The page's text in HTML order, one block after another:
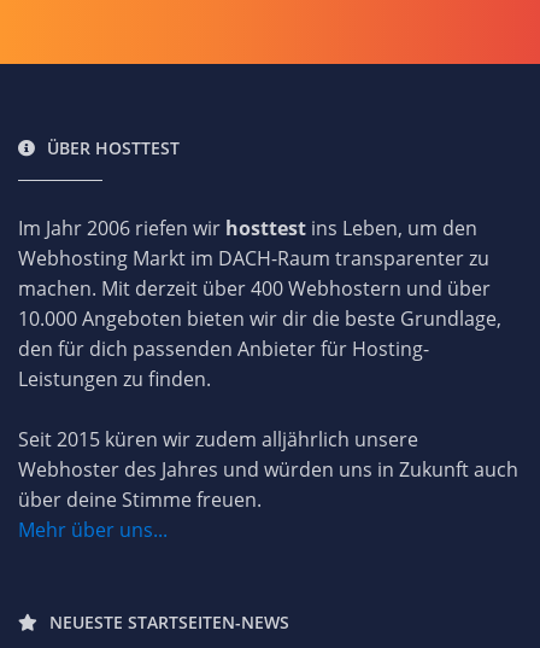
ÜBER HOSTTEST
Im Jahr 2006 riefen wir hosttest ins Leben, um den
Webhosting Markt im DACH-Raum transparenter zu
machen. Mit derzeit über 400 Webhostern und über
10.000 Angeboten bieten wir dir die beste Grundlage,
den für dich passenden Anbieter für Hosting-
Leistungen zu finden.
Seit 2015 küren wir zudem alljährlich unsere
Webhoster des Jahres und würden uns in Zukunft auch
über deine Stimme freuen.
Mehr über uns...
NEUESTE STARTSEITEN-NEWS